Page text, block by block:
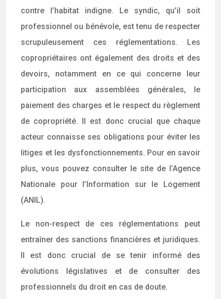
contre l’habitat indigne. Le syndic, qu’il soit
professionnel ou bénévole, est tenu de respecter
scrupuleusement ces réglementations. Les
copropriétaires ont également des droits et des
devoirs, notamment en ce qui concerne leur
participation aux assemblées générales, le
paiement des charges et le respect du règlement
de copropriété. Il est donc crucial que chaque
acteur connaisse ses obligations pour éviter les
litiges et les dysfonctionnements. Pour en savoir
plus, vous pouvez consulter le site de l’Agence
Nationale pour l’Information sur le Logement
(ANIL).
Le non-respect de ces réglementations peut
entraîner des sanctions financières et juridiques.
Il est donc crucial de se tenir informé des
évolutions législatives et de consulter des
professionnels du droit en cas de doute.